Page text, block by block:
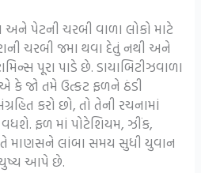
પેટની ચરબી વાળા લોકો માટે
ચરબી જમા થવા દેતું નથી અને
પૂરા પાડે છે. ડાયાબિટીઝવાળા
કે જો તમે ઉત્કટ ફળને ઠંડી
કરો છો, તો તેની રચનામાં
વધશે. ફળ માં પોટેશિયમ, ઝીંક,
માણસને લાંબા સમય સુધી યુવાન
આપે છે.